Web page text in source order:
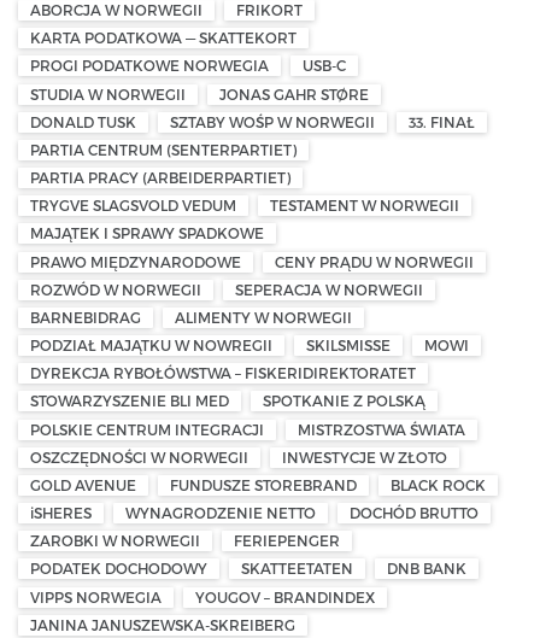
ABORCJA W NORWEGII
FRIKORT
KARTA PODATKOWA — SKATTEKORT
PROGI PODATKOWE NORWEGIA
USB-C
STUDIA W NORWEGII
JONAS GAHR STØRE
DONALD TUSK
SZTABY WOŚP W NORWEGII
33. FINAŁ
PARTIA CENTRUM (SENTERPARTIET)
PARTIA PRACY (ARBEIDERPARTIET)
TRYGVE SLAGSVOLD VEDUM
TESTAMENT W NORWEGII
MAJĄTEK I SPRAWY SPADKOWE
PRAWO MIĘDZYNARODOWE
CENY PRĄDU W NORWEGII
ROZWÓD W NORWEGII
SEPERACJA W NORWEGII
BARNEBIDRAG
ALIMENTY W NORWEGII
PODZIAŁ MAJĄTKU W NOWREGII
SKILSMISSE
MOWI
DYREKCJA RYBOŁÓWSTWA – FISKERIDIREKTORATET
STOWARZYSZENIE BLI MED
SPOTKANIE Z POLSKĄ
POLSKIE CENTRUM INTEGRACJI
MISTRZOSTWA ŚWIATA
OSZCZĘDNOŚCI W NORWEGII
INWESTYCJE W ZŁOTO
GOLD AVENUE
FUNDUSZE STOREBRAND
BLACK ROCK
iSHERES
WYNAGRODZENIE NETTO
DOCHÓD BRUTTO
ZAROBKI W NORWEGII
FERIEPENGER
PODATEK DOCHODOWY
SKATTEETATEN
DNB BANK
VIPPS NORWEGIA
YOUGOV – BRANDINDEX
JANINA JANUSZEWSKA-SKREIBERG